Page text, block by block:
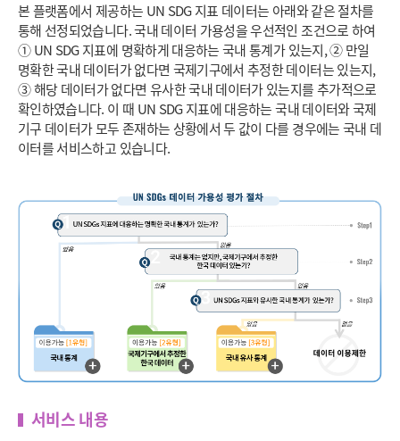
본 플랫폼에서 제공하는 UN SDG 지표 데이터는 아래와 같은 절차를
통해 선정되었습니다. 국내 데이터 가용성을 우선적인 조건으로 하여
① UN SDG 지표에 명확하게 대응하는 국내 통계가 있는지, ② 만일
명확한 국내 데이터가 없다면 국제기구에서 추정한 데이터는 있는지,
③ 해당 데이터가 없다면 유사한 국내 데이터가 있는지를 추가적으로
확인하였습니다. 이 때 UN SDG 지표에 대응하는 국내 데이터와 국제
기구 데이터가 모두 존재하는 상황에서 두 값이 다를 경우에는 국내 데
이터를 서비스하고 있습니다.
서비스 내용